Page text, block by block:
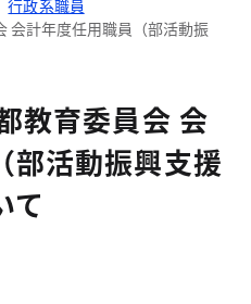
行政系職員
会計年度任用職員（部活動振
教育委員会 会
部活動振興支援
て